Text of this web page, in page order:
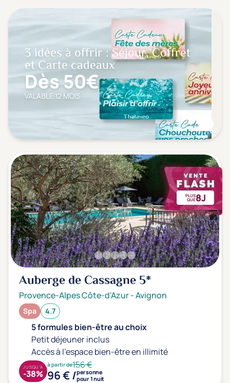
3 idées à offrir : Séjour, Coffret
et Carte cadeaux
Dès 50€
VALABLE 12 MOIS
PLUS
QUE8J
Auberge de Cassagne5*
Provence-Alpes Côte-d'Azur-Avignon
Spa 4.7
5 formules bien-être au choix
Petit déjeuner inclus
Accès à l'espace bien-être en illimité
à partir de156 €
96 € /personne
pour 1 nuit
JUSQU'À
-38%